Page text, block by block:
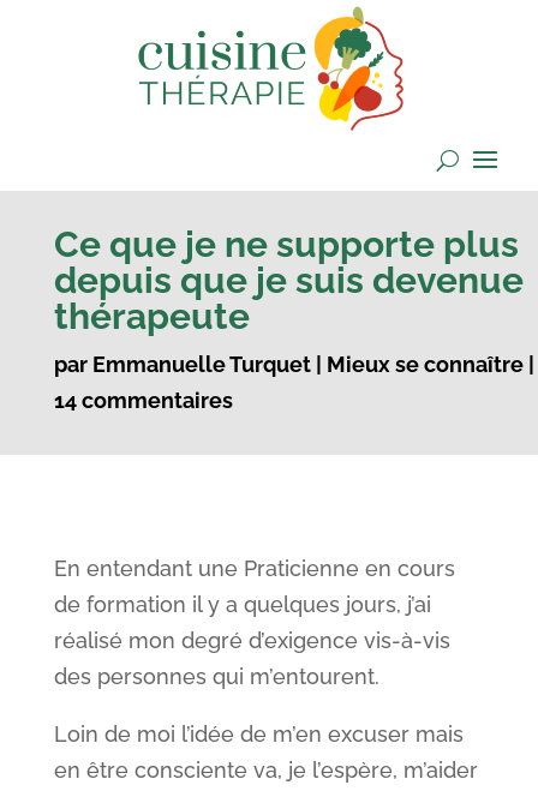
Ce que je ne supporte plus
depuis que je suis devenue
thérapeute
par Emmanuelle Turquet| Mieux se connaître|
14 commentaires
En entendant une Praticienne en cours
de formation il y a quelques jours, j’ai
réalisé mon degré d’exigence vis-à-vis
des personnes qui m’entourent.
Loin de moi l’idée de m’en excuser mais
en être consciente va, je l’espère, m’aider